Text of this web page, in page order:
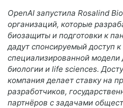
OpenAI запустила Rosalind
организаций, которые
биозащиты и подготовки к
дадут спонсируемый доступ к
специализированной модели
биологии и life sciences.
компания делает ставку на
разработчиков,
партнёров с задачами